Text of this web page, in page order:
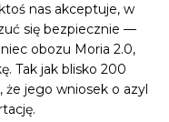
nas akceptuje, w
się bezpiecznie —
obozu Moria 2.0,
Tak jak blisko 200
że jego wniosek o azyl